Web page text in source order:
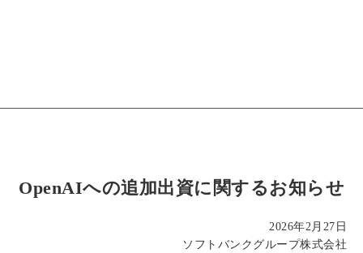
OpenAIへの追加出資に関するお知らせ
2026年2月27日
ソフトバンクグループ株式会社